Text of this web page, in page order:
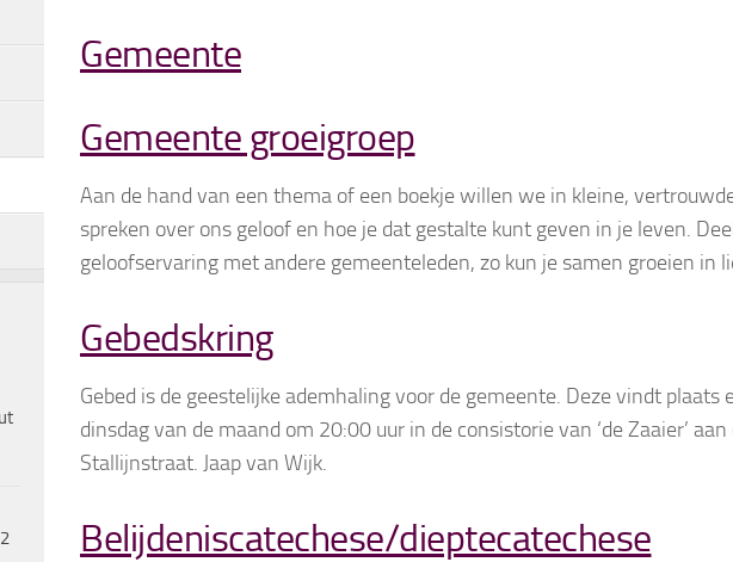
Gemeente
Gemeente groeigroep
Aan de hand van een thema of een boekje willen we in kleine,
spreken over ons geloof en hoe je dat gestalte kunt geven in je leven.
geloofservaring met andere gemeenteleden, zo kun je samen groeien in
Gebedskring
Gebed is de geestelijke ademhaling voor de gemeente. Deze vindt plaats
dinsdag van de maand om 20:00 uur in de consistorie van ‘de Zaaier’ aan
Stallijnstraat. Jaap van Wijk.
Belijdeniscatechese/dieptecatechese